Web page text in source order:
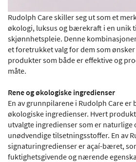
Rudolph Care skiller seg ut som et
økologi, luksus og bærekraft i en unik
skjønnhetspleie. Denne
et foretrukket valg for dem som
produkter som både er effektive og
måte.
Rene og økologiske ingredienser
En av grunnpilarene i Rudolph Care er
økologiske ingredienser. Hvert
utvalgte ingredienser som er naturlige
unødvendige tilsetningsstoffer. En av
signaturingredienser er açaí-bæret,
fuktighetsgivende og nærende